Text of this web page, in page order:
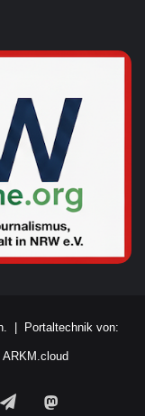
| Portaltechnik von:
Telegram